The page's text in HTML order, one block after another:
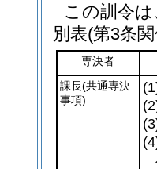
この訓令
別表(第3条
専決者
課長(共通専決
事項)